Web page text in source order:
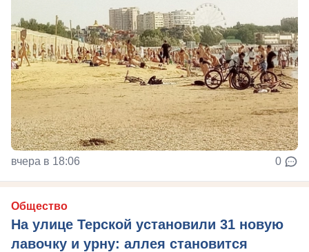
вчера в 18:06 0
Общество
На улице Терской установили 31 новую
лавочку и урну: аллея становится